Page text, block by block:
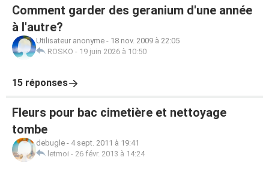
Comment garder des geranium d'une année
à l'autre?
Utilisateur anonyme - 18 nov. 2009 à 22:05
ROSKO - 19 juin 2026 à 10:50
15 réponses
Fleurs pour bac cimetière et nettoyage
tombe
debugle - 4 sept. 2011 à 19:41
letmoi - 26 févr. 2013 à 14:24